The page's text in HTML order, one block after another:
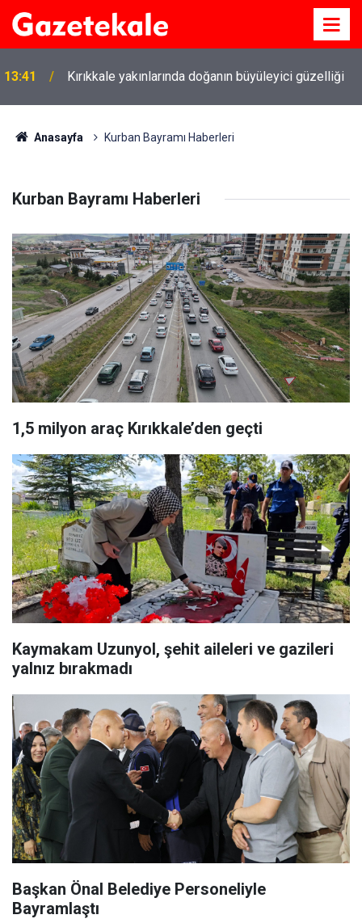
13:41 Kırıkkale yakınlarında doğanın büyüleyici güzelliği
Anasayfa Kurban Bayramı Haberleri
Kurban Bayramı Haberleri
1,5 milyon araç Kırıkkale’den geçti
Kaymakam Uzunyol, şehit aileleri ve gazileri
yalnız bırakmadı
Başkan Önal Belediye Personeliyle
Bayramlaştı